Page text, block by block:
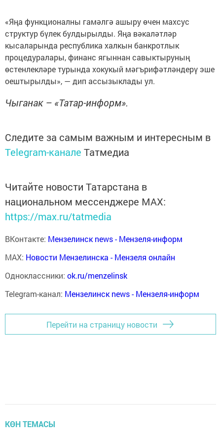
«Яңа функционалны гамәлгә ашыру өчен махсус
структур бүлек булдырылды. Яңа вәкаләтләр
кысаларында республика халкын банкротлык
процедуралары, финанс ягыннан савыктыруның
өстенлекләре турында хокукый мәгърифәтләндерү эше
оештырылды», — дип ассызыклады ул.
Чыганак – «Татар-информ».
Следите за самым важным и интересным в
Telegram-канале Татмедиа
Читайте новости Татарстана в
национальном мессенджере MАХ:
https://max.ru/tatmedia
ВКонтакте: Мензелинск news - Мензеля-информ
MAX: Новости Мензелинска - Мензеля онлайн
Одноклассники: ok.ru/menzelinsk
Telegram-канал: Мензелинск news - Мензеля-информ
Перейти на страницу новости
КӨН ТЕМАСЫ